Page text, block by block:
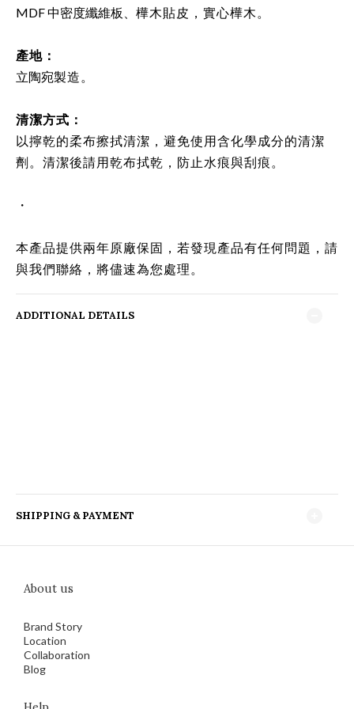
MDF 中密度纖維板、 樺木貼皮，實心樺木。
產地：
立陶宛製造。
清潔方式 ：
以擰乾的柔布擦拭清潔，避免使用含化學成分的清潔
劑。清潔後請用乾布拭乾，防止水痕與刮痕。
・
本產品提供兩年原廠保固，若發現產品有任何問題，請
與我們聯絡，將儘速為您處理。
ADDITIONAL DETAILS
SHIPPING & PAYMENT
About us
Brand Story
Location
Collaboration
Blog